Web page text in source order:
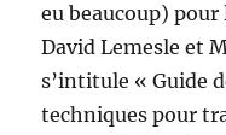
eu beaucoup) pour
David Lemesle et
s’intitule « Guide
techniques pour